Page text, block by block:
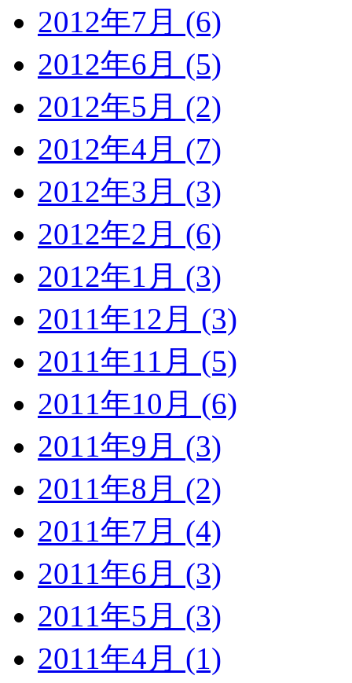
2012年7月 (6)
2012年6月 (5)
2012年5月 (2)
2012年4月 (7)
2012年3月 (3)
2012年2月 (6)
2012年1月 (3)
2011年12月 (3)
2011年11月 (5)
2011年10月 (6)
2011年9月 (3)
2011年8月 (2)
2011年7月 (4)
2011年6月 (3)
2011年5月 (3)
2011年4月 (1)